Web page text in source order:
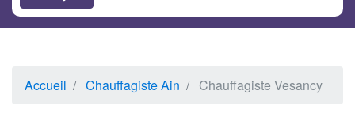
Accueil Chauffagiste Ain Chauffagiste Vesancy